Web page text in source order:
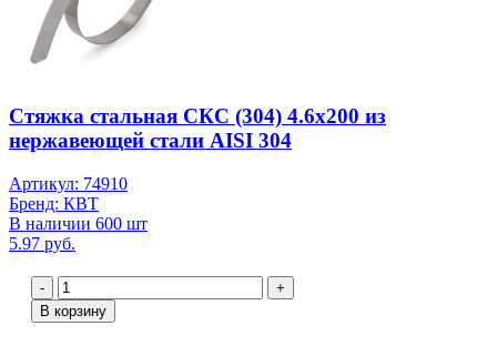
Стяжка стальная СКС (304) 4.6х200 из
нержавеющей стали AISI 304
Артикул: 74910
Бренд: КВТ
В наличии 600 шт
5.97 руб.
-
+
В корзину